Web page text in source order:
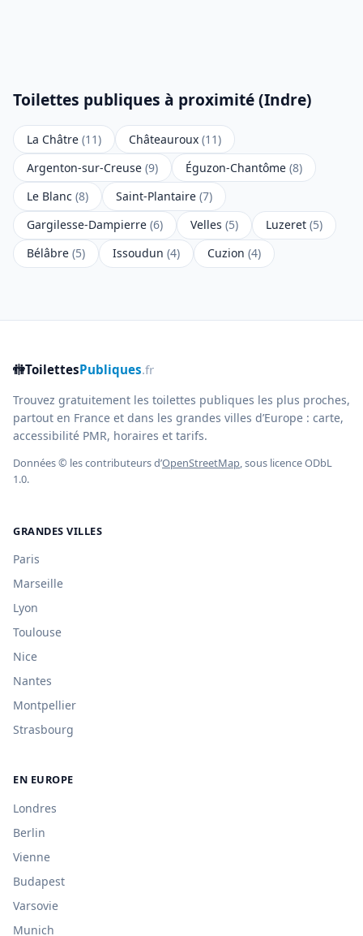
Toilettes publiques à proximité (Indre)
La Châtre (11) Châteauroux (11)
Argenton-sur-Creuse (9) Éguzon-Chantôme (8)
Le Blanc (8) Saint-Plantaire (7)
Gargilesse-Dampierre (6) Velles (5) Luzeret (5)
Bélâbre (5) Issoudun (4) Cuzion (4)
🚻ToilettesPubliques.fr
Trouvez gratuitement les toilettes publiques les plus proches,
partout en France et dans les grandes villes d’Europe : carte,
accessibilité PMR, horaires et tarifs.
Données © les contributeurs d’OpenStreetMap, sous licence ODbL
1.0.
GRANDES VILLES
Paris
Marseille
Lyon
Toulouse
Nice
Nantes
Montpellier
Strasbourg
EN EUROPE
Londres
Berlin
Vienne
Budapest
Varsovie
Munich